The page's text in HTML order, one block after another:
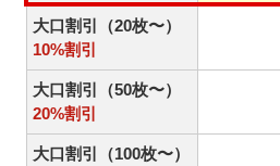
大口割引（20枚〜）
10%割引
大口割引（50枚〜）
20%割引
大口割引（100枚〜）